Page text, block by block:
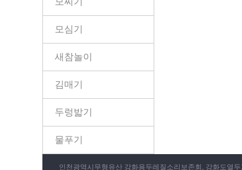
모심기
새참놀이
김매기
두렁밟기
물푸기
인천광역시무형유산 강화용두레질소리보존회, 강화도열